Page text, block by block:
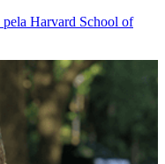
Harvard School of